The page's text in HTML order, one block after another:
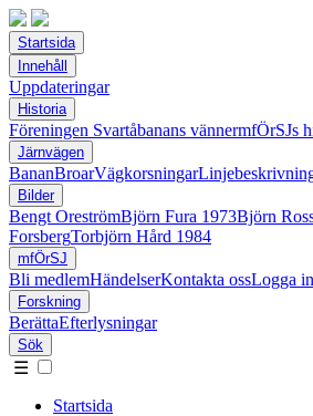
Startsida
Innehåll
Uppdateringar
Historia
Föreningen Svartåbanans vännermfÖrSJs
Järnvägen
BananBroarVägkorsningar
Bilder
Bengt OreströmBjörn Fura 1973Björn
ForsbergTorbjörn Hård 1984
mfÖrSJ
Bli medlemHändelserKontakta ossLogga in
Forskning
BerättaEfterlysningar
Sök
☰
Startsida